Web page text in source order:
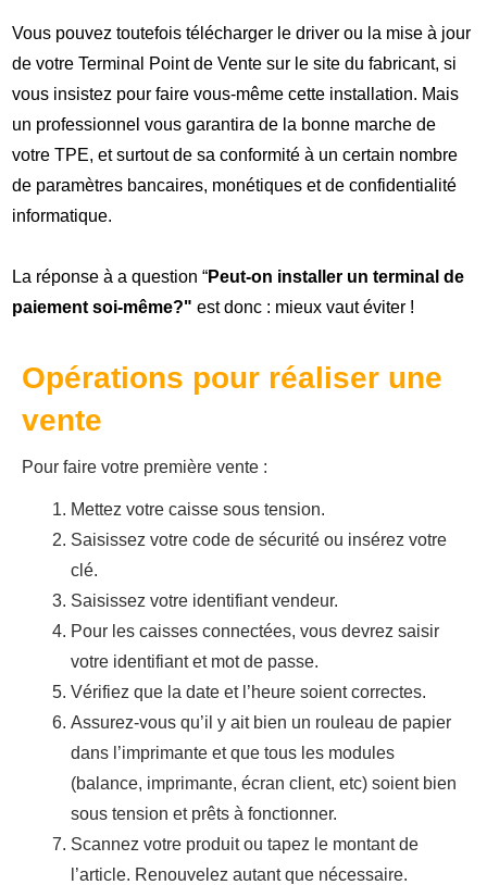
Vous pouvez toutefois télécharger le driver ou la mise à jour
de votre Terminal Point de Vente sur le site du fabricant, si
vous insistez pour faire vous-même cette installation. Mais
un professionnel vous garantira de la bonne marche de
votre TPE, et surtout de sa conformité à un certain nombre
de paramètres bancaires, monétiques et de confidentialité
informatique.
La réponse à a question “Peut-on installer un terminal de
paiement soi-même?" est donc : mieux vaut éviter !
Opérations pour réaliser une
vente
Pour faire votre première vente :
Mettez votre caisse sous tension.
Saisissez votre code de sécurité ou insérez votre
clé.
Saisissez votre identifiant vendeur.
Pour les caisses connectées, vous devrez saisir
votre identifiant et mot de passe.
Vérifiez que la date et l’heure soient correctes.
Assurez-vous qu’il y ait bien un rouleau de papier
dans l’imprimante et que tous les modules
(balance, imprimante, écran client, etc) soient bien
sous tension et prêts à fonctionner.
Scannez votre produit ou tapez le montant de
l’article. Renouvelez autant que nécessaire.